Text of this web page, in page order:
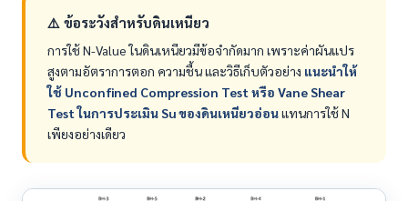
⚠️ ข้อระวังสำหรับดินเหนียว
การใช้ N-Value ในดินเหนียวมีข้อจำกัดมาก เพราะค่าผันแปร
สูงตามอัตราการตอก ความชื้น และวิธีเก็บตัวอย่าง แนะนำให้
ใช้ Unconfined Compression Test หรือ Vane Shear
Test ในการประเมิน Su ของดินเหนียวอ่อนแทนการใช้ N
เพียงอย่างเดียว